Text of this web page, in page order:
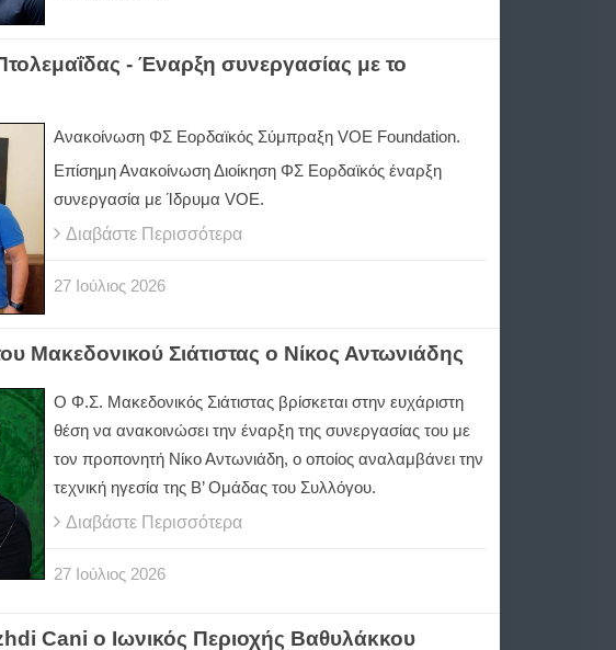
- Έναρξη συνεργασίας με το
Ανακοίνωση ΦΣ Εορδαϊκός Σύμπραξη VOE Foundation.
Επίσημη Ανακοίνωση Διοίκηση ΦΣ Εορδαϊκός έναρξη
συνεργασία με Ίδρυμα VOE.
Διαβάστε Περισσότερα
27 Ιούλιος 2026
Μακεδονικού Σιάτιστας ο Νίκος Αντωνιάδης
Ο Φ.Σ. Μακεδονικός Σιάτιστας βρίσκεται στην ευχάριστη
θέση να ανακοινώσει την έναρξη της συνεργασίας του με
τον προπονητή Νίκο Αντωνιάδη, ο οποίος αναλαμβάνει την
τεχνική ηγεσία της Β’ Ομάδας του Συλλόγου.
Διαβάστε Περισσότερα
27 Ιούλιος 2026
Cani ο Ιωνικός Περιοχής Βαθυλάκκου